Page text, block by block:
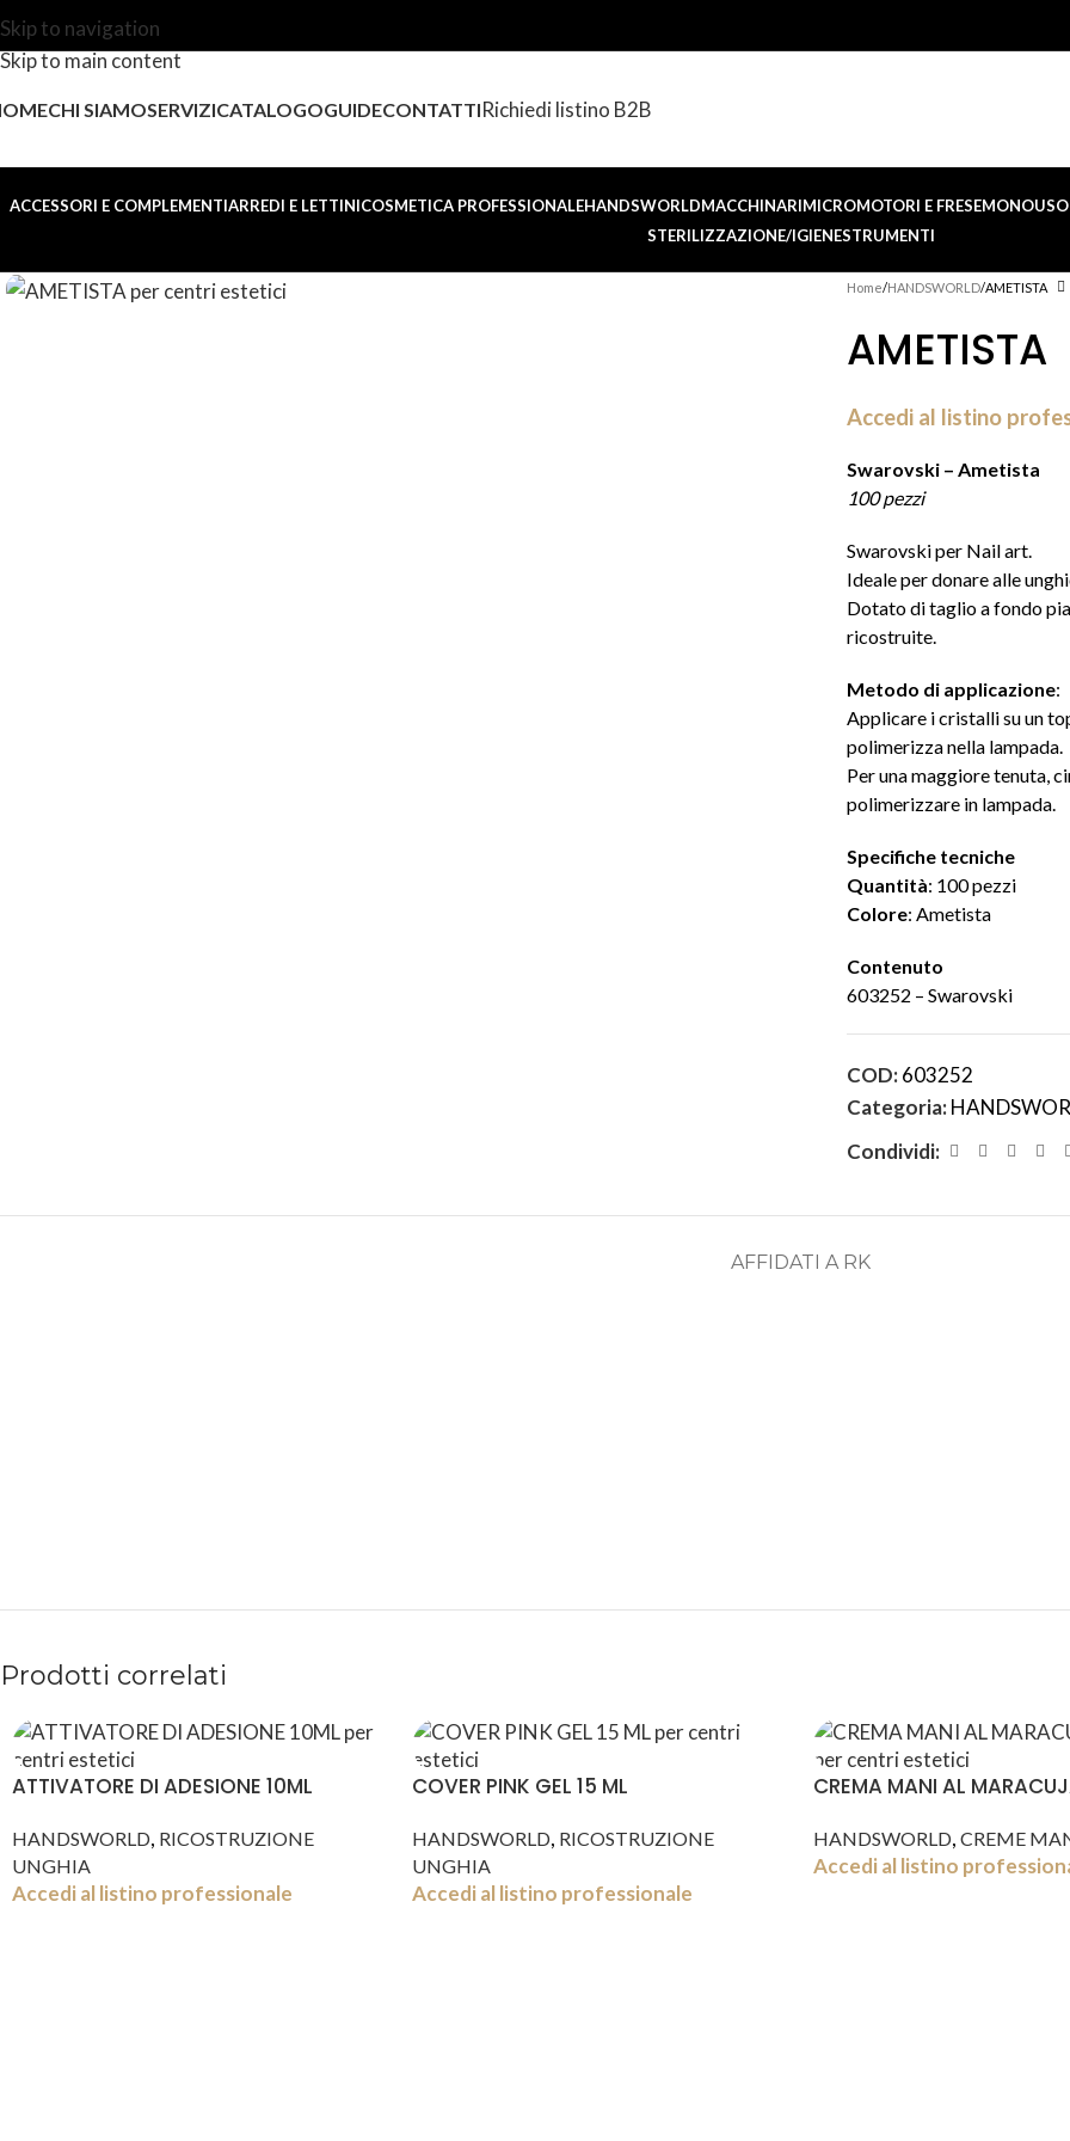
Skip to navigation
Skip to main content
CHI SIAMOSERVIZICATALOGOGUIDECONTATTIRichiedi listino B2B
ACCESSORI E COMPLEMENTIARREDI E LETTINICOSMETICA PROFESSIONALEHANDSWORLDMACCHINARIMICROMOTORI E FRESEMONOUSO
STERILIZZAZIONE/IGIENESTRUMENTI
Home HANDSWORLD AMETISTA
AMETISTA
Accedi al listino
Swarovski – Ametista
100 pezzi
Swarovski per Nail art.
Ideale per donare alle
Dotato di taglio a fondo
ricostruite.
Metodo di applicazione:
Applicare i cristalli su un
polimerizza nella lampada.
Per una maggiore tenuta,
polimerizzare in lampada.
Specifiche tecniche
Quantità: 100 pezzi
Colore: Ametista
Contenuto
603252 – Swarovski
COD:603252
Categoria:
Condividi:
AFFIDATI A RK
Prodotti correlati
ATTIVATORE DI ADESIONE 10ML
HANDSWORLD, RICOSTRUZIONE
UNGHIA
Accedi al listino professionale
COVER PINK GEL 15 ML
HANDSWORLD, RICOSTRUZIONE
UNGHIA
Accedi al listino professionale
CREMA MANI AL
HANDSWORLD, CREME
Accedi al listino